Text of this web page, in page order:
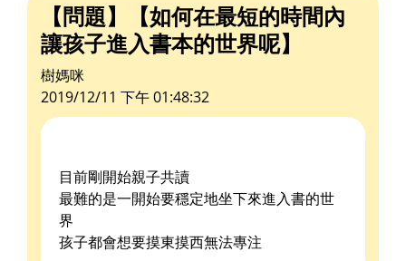
【問題】【如何在最短的時間內
讓孩子進入書本的世界呢】
樹媽咪
2019/12/11 下午 01:48:32
目前剛開始親子共讀
最難的是一開始要穩定地坐下來進入書的世
界
孩子都會想要摸東摸西無法專注